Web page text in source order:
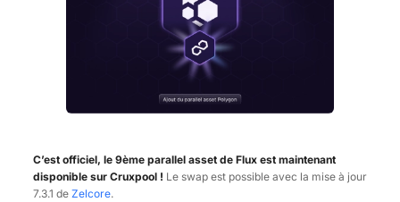
C’est officiel, le 9ème parallel asset de Flux est maintenant
disponible sur Cruxpool ! Le swap est possible avec la mise à jour
7.3.1 de Zelcore.